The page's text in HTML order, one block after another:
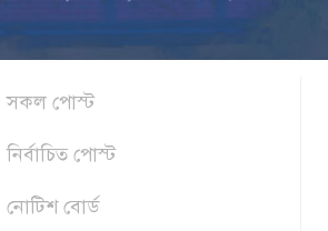
সকল পোস্ট
নির্বাচিত পোস্ট
নোটিশ বোর্ড